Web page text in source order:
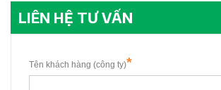
LIÊN HỆ TƯ VẤN